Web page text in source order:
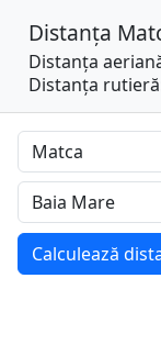
Distanța
Distanța
Distanța
Calculează